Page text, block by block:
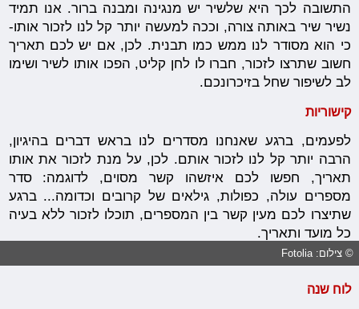
התשובה לכך היא שלשיר יש מנגינה ומבנה ברור. אנו תמיד
נשיר שיר באותה צורה, וככה למעשה יותר קל לנו לזכור אותו-
כי הוא מסודר לנו ממש כמו תבנית. לכן, אם יש לכם תאריך
חשוב שתרצו לזכור, חברו לו לחן קליט, הפכו אותו לשיר ושימו
לב לשיפור שחל בזיכרונכם.
קישוריות
לפעמים, ברגע שאנחנו מסדרים לנו בראש דברים בהיגיון,
הרבה יותר קל לנו לזכור אותם. לכן, על מנת לזכור את אותו
תאריך, חפשו לכם איזשהו קשר מסוים, לדוגמה: סדר
מספרים עולה, כפולות, גילאים של קרובים וכדומה... ברגע
שתיצרו לכם מעין קשר בין המספרים, תוכלו לזכור ללא בעיה
כל מועד ותאריך.
© צילום: Fotolia
לוח שנה